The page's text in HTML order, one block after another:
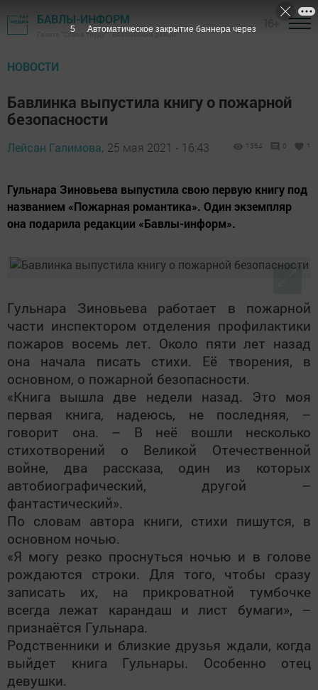
БАВЛЫ-ИНФОРМ
Газета "Слава труду" - Бавлинский район
НОВОСТИ
Бавлинка выпустила книгу о пожарной
безопасности
Лейсан Галимова, 25 мая 2021 - 16:43 1364 0 1
Гульнара Зиновьева выпустила свою первую книгу под
названием «Пожарная романтика». Один экземпляр
она подарила редакции «Бавлы-информ».
Гульнара Зиновьева работает в пожарной
части инспектором отделения профилактики
пожаров восемь лет. Около пяти лет назад
она начала писать стихи. Её творения, в
основном, о пожарной безопасности.
«Книга вышла две недели назад. Это моя
первая книга, надеюсь, не последняя, –
говорит она. – В неё вошли несколько
стихотворений о Великой Отечественной
войне, два рассказа, один из которых
автобиографический, другой –
фантастический».
По словам автора книги, стихи пишутся, в
основном ночью.
«Я могу резко проснуться ночью и в голове
рождаются строки. Для того, чтобы сразу
записать их, на прикроватной тумбочке
всегда лежат карандаш и лист бумаги», –
признаётся Гульнара.
Родственники и близкие друзья ждали, когда
выйдет книга Гульнары. Особенно отец
девушки.
4 Автоматическое закрытие баннера через